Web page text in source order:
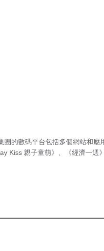
團的數碼平台包括多個網站和應
Kiss 親子童萌》
《經濟一週》